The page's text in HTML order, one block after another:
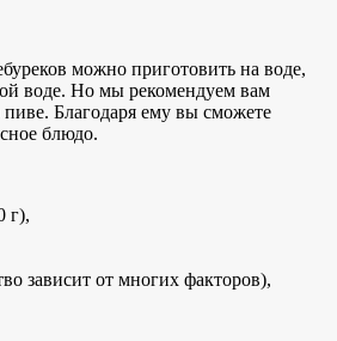
можно приготовить на воде,
воде. Но мы рекомендуем вам
Благодаря ему вы сможете
блюдо.
г),
зависит от многих факторов),